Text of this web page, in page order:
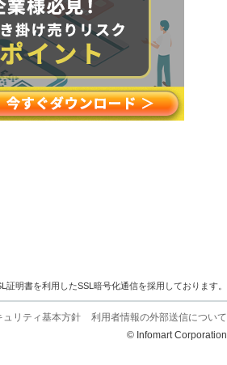
証明書を利用したSSL暗号化通信を採用しております。
ュリティ基本方針
利用者情報の外部送信について
© Infomart Corporation